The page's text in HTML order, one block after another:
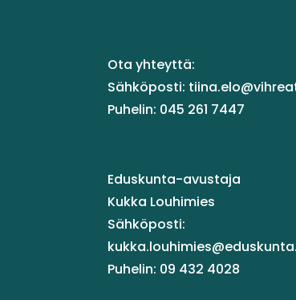
Ota yhteyttä:
Sähköposti:
Puhelin: 045 261 7447
Eduskunta-avustaja
Kukka Louhimies
Sähköposti:
Puhelin: 09 432 4028